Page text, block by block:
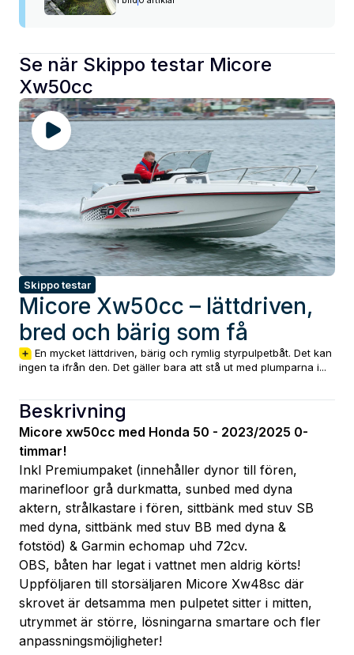
Se när Skippo testar Micore
Xw50cc
Skippo testar
Micore Xw50cc – lättdriven,
bred och bärig som få
En mycket lättdriven, bärig och rymlig styrpulpetbåt. Det kan
ingen ta ifrån den. Det gäller bara att stå ut med plumparna i...
Beskrivning
Micore xw50cc med Honda 50 - 2023/2025 0-
timmar!
Inkl Premiumpaket (innehåller dynor till fören,
marinefloor grå durkmatta, sunbed med dyna
aktern, strålkastare i fören, sittbänk med stuv SB
med dyna, sittbänk med stuv BB med dyna &
fotstöd) & Garmin echomap uhd 72cv.
OBS, båten har legat i vattnet men aldrig körts!
Uppföljaren till storsäljaren Micore Xw48sc där
skrovet är detsamma men pulpetet sitter i mitten,
utrymmet är större, lösningarna smartare och fler
anpassningsmöjligheter!